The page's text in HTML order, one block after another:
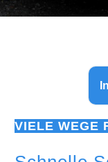
VIELE WEGE